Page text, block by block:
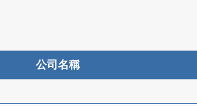
公司名稱